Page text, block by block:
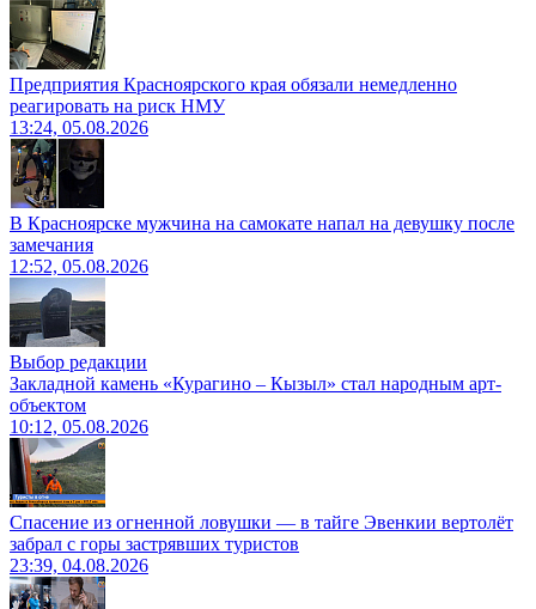
Предприятия Красноярского края обязали немедленно
реагировать на риск НМУ
13:24, 05.08.2026
В Красноярске мужчина на самокате напал на девушку после
замечания
12:52, 05.08.2026
Выбор редакции
Закладной камень «Курагино – Кызыл» стал народным арт-
объектом
10:12, 05.08.2026
Спасение из огненной ловушки — в тайге Эвенкии вертолёт
забрал с горы застрявших туристов
23:39, 04.08.2026